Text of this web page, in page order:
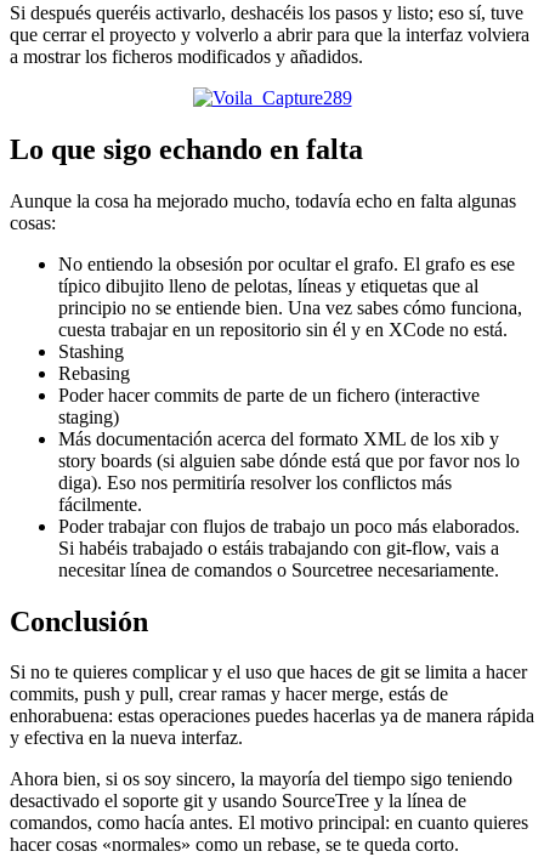
Si después queréis activarlo, deshacéis los pasos y listo; eso sí, tuve
que cerrar el proyecto y volverlo a abrir para que la interfaz volviera
a mostrar los ficheros modificados y añadidos.
Lo que sigo echando en falta
Aunque la cosa ha mejorado mucho, todavía echo en falta algunas
cosas:
No entiendo la obsesión por ocultar el grafo. El grafo es ese
típico dibujito lleno de pelotas, líneas y etiquetas que al
principio no se entiende bien. Una vez sabes cómo funciona,
cuesta trabajar en un repositorio sin él y en XCode no está.
Stashing
Rebasing
Poder hacer commits de parte de un fichero (interactive
staging)
Más documentación acerca del formato XML de los xib y
story boards (si alguien sabe dónde está que por favor nos lo
diga). Eso nos permitiría resolver los conflictos más
fácilmente.
Poder trabajar con flujos de trabajo un poco más elaborados.
Si habéis trabajado o estáis trabajando con git-flow, vais a
necesitar línea de comandos o Sourcetree necesariamente.
Conclusión
Si no te quieres complicar y el uso que haces de git se limita a hacer
commits, push y pull, crear ramas y hacer merge, estás de
enhorabuena: estas operaciones puedes hacerlas ya de manera rápida
y efectiva en la nueva interfaz.
Ahora bien, si os soy sincero, la mayoría del tiempo sigo teniendo
desactivado el soporte git y usando SourceTree y la línea de
comandos, como hacía antes. El motivo principal: en cuanto quieres
hacer cosas «normales» como un rebase, se te queda corto.